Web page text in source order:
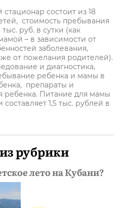
состоит из 18
стоимость пребывания
руб. в сутки (как
– в зависимости от
заболевания,
от пожелания родителей).
и диагностика,
ребенка и мамы в
препараты и
ребенка. Питание для мамы
1,5 тыс. рублей в
рубрики
лето на Кубани?